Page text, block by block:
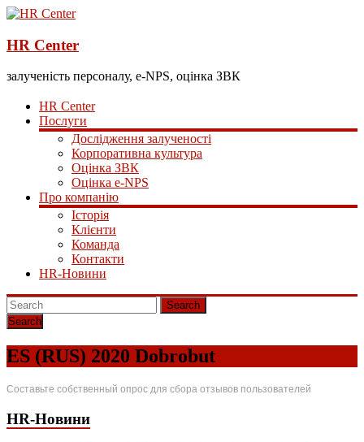
HR Center
залученість персоналу, e-NPS, оцінка ЗВК
HR Center
Послуги
Дослідження залученості
Корпоративна культура
Оцінка ЗВК
Оцінка e-NPS
Про компанію
Історія
Клієнти
Команда
Контакти
HR-Новини
Search
ES (RUS) 2020 Dobrobut
Составьте собственный опрос для сбора отзывов пользователей
HR-Новини